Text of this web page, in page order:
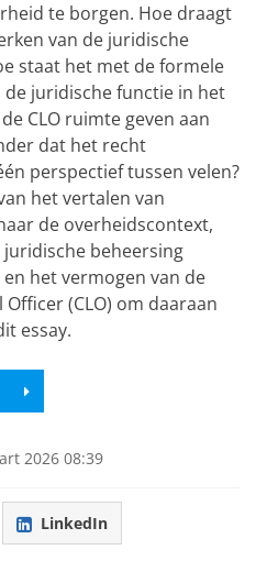
te borgen. Hoe draagt
van de juridische
staat het met de formele
juridische functie in het
CLO ruimte geven aan
dat het recht
perspectief tussen velen?
het vertalen van
de overheidscontext,
beheersing
het vermogen van de
(CLO) om daaraan
essay.
2026 08:39
LinkedIn